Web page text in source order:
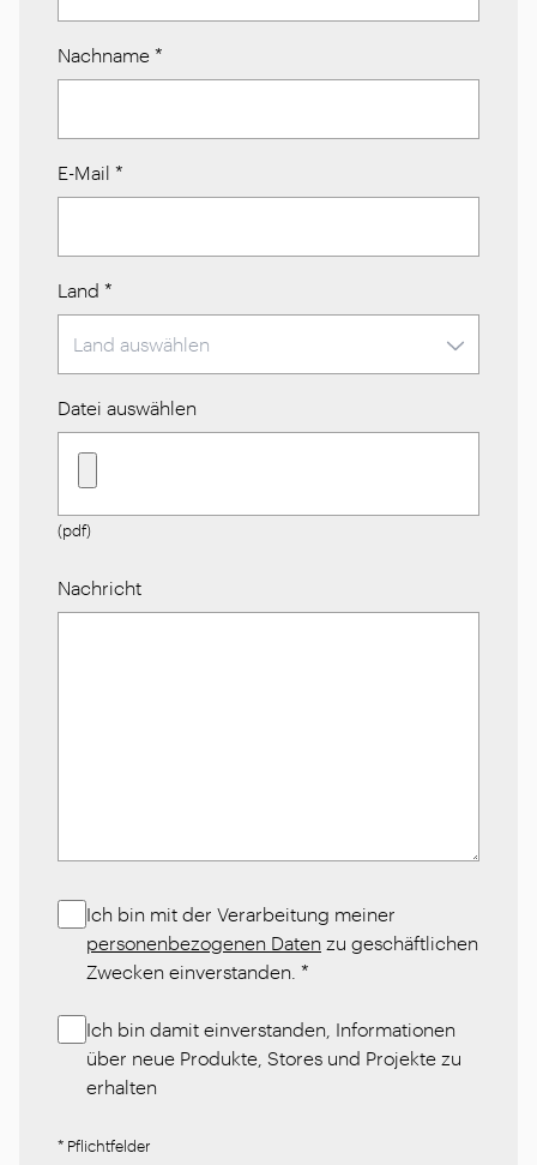
Nachname *
E-Mail *
Land *
Datei auswählen
(pdf)
Nachricht
Ich bin mit der Verarbeitung meiner
personenbezogenen Daten zu geschäftlichen
Zwecken einverstanden. *
Ich bin damit einverstanden, Informationen
über neue Produkte, Stores und Projekte zu
erhalten
* Pflichtfelder